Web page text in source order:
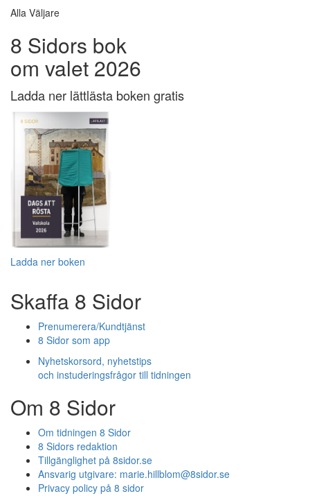
Alla Väljare
8 Sidors bok
om valet 2026
Ladda ner lättlästa boken gratis
Ladda ner boken
Skaffa 8 Sidor
Prenumerera/Kundtjänst
8 Sidor som app
Nyhetskorsord, nyhetstips
och instuderingsfrågor till tidningen
Om 8 Sidor
Om tidningen 8 Sidor
8 Sidors redaktion
Tillgänglighet på 8sidor.se
Ansvarig utgivare: marie.hillblom@8sidor.se
Privacy policy på 8 sidor